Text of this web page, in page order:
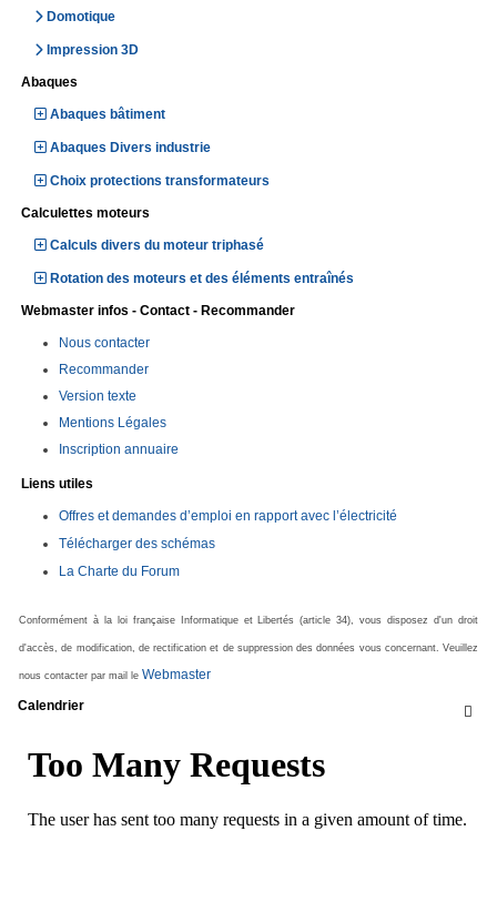
Domotique
Impression 3D
Abaques
Abaques bâtiment
Abaques Divers industrie
Choix protections transformateurs
Calculettes moteurs
Calculs divers du moteur triphasé
Rotation des moteurs et des éléments entraînés
Webmaster infos - Contact - Recommander
Nous contacter
Recommander
Version texte
Mentions Légales
Inscription annuaire
Liens utiles
Offres et demandes d’emploi en rapport avec l’électricité
Télécharger des schémas
La Charte du Forum
Conformément à la loi française Informatique et Libertés (article 34), vous disposez d'un droit
d'accès, de modification, de rectification et de suppression des données vous concernant. Veuillez
nous contacter par mail le Webmaster

Calendrier